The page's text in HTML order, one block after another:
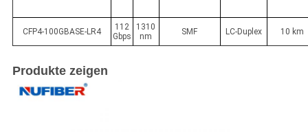
CFP4-100GBASE-LR4
112
Gbps
1310
nm
SMF LC-Duplex 10 km
Produkte zeigen